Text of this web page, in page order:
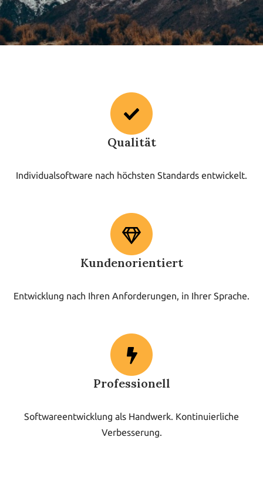
Qualität
Individualsoftware nach höchsten Standards entwickelt.
Kundenorientiert
Entwicklung nach Ihren Anforderungen, in Ihrer Sprache.
Professionell
Softwareentwicklung als Handwerk. Kontinuierliche
Verbesserung.